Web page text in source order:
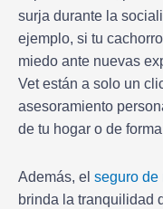
surja durante la
ejemplo, si tu
miedo ante nuevas
Vet están a solo un
asesoramiento
de tu hogar o de
Además, el seguro de
brinda la tranquilidad